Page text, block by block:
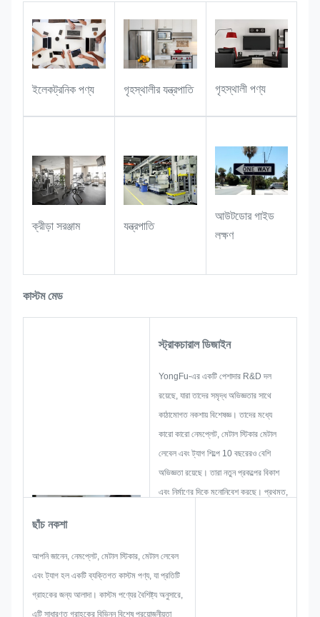
ক্যাবিনেটের জন্য আলংকারিক স্টিকার।
•উপহার/সৃজনশীল পণ্য: এগুলি পণ্যের গুণমান উন্নত
ব্র্যান্ড-সম্পর্কিত আইটেমগুলি (যেমন কীচেন, ব্যাজ,
আলংকারিক স্টিকার) তৈরি করতেও ব্যবহার করা যেতে
ইলেকট্রনিক পণ্য গৃহস্থালীর যন্ত্রপাতি গৃহস্থালী পণ্য
ক্রীড়া সরঞ্জাম যন্ত্রপাতি
আউটডোর গাইড
লক্ষণ
কাস্টম মেড
স্ট্রাকচারাল ডিজাইন
YongFu-এর একটি পেশাদার R&D দল
রয়েছে, যারা তাদের সমৃদ্ধ অভিজ্ঞতার সাথে
কাঠামোগত নকশায় বিশেষজ্ঞ। তাদের মধ্যে
কারো কারো নেমপ্লেট, মেটাল স্টিকার মেটাল
লেবেল এবং ট্যাগ শিল্পে 10 বছরেরও বেশি
অভিজ্ঞতা রয়েছে। তারা নতুন প্রকল্পের বিকাশ
এবং নির্মাণের দিকে মনোনিবেশ করছে। প্রথমত,
ছাঁচ নকশা
আপনি জানেন, নেমপ্লেট, মেটাল স্টিকার, মেটাল লেবেল
এবং ট্যাগ হল একটি ব্যক্তিগত কাস্টম পণ্য, যা প্রতিটি
গ্রাহকের জন্য আলাদা। কাস্টম পণ্যের বৈশিষ্ট্য অনুসারে,
এটি সাধারণত গ্রাহকের বিভিন্ন বিশেষ প্রয়োজনীয়তা